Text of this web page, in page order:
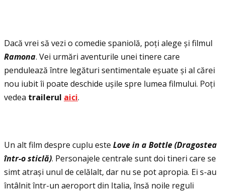
Dacă vrei să vezi o comedie spaniolă, poţi alege și filmul
Ramona. Vei urmări aventurile unei tinere care
pendulează între legături sentimentale eșuate și al cărei
nou iubit îi poate deschide ușile spre lumea filmului. Poţi
vedea trailerul aici.
Un alt film despre cuplu este Love in a Bottle (Dragostea
într-o sticlă). Personajele centrale sunt doi tineri care se
simt atrași unul de celălalt, dar nu se pot apropia. Ei s-au
întâlnit într-un aeroport din Italia, însă noile reguli